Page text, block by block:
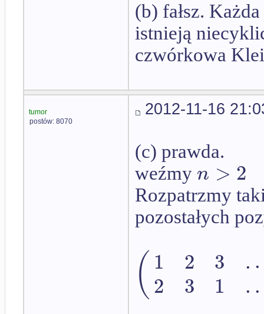
(b) fałsz.
istnieją
czwórkowa
tumor
postów: 8070
2012-11-16
(c) prawda.
weźmy n > 2
Rozpatrzmy
pozostałych
( 1
2
2
3
3
1
..
..